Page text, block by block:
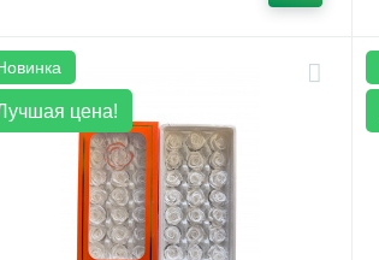
цена!